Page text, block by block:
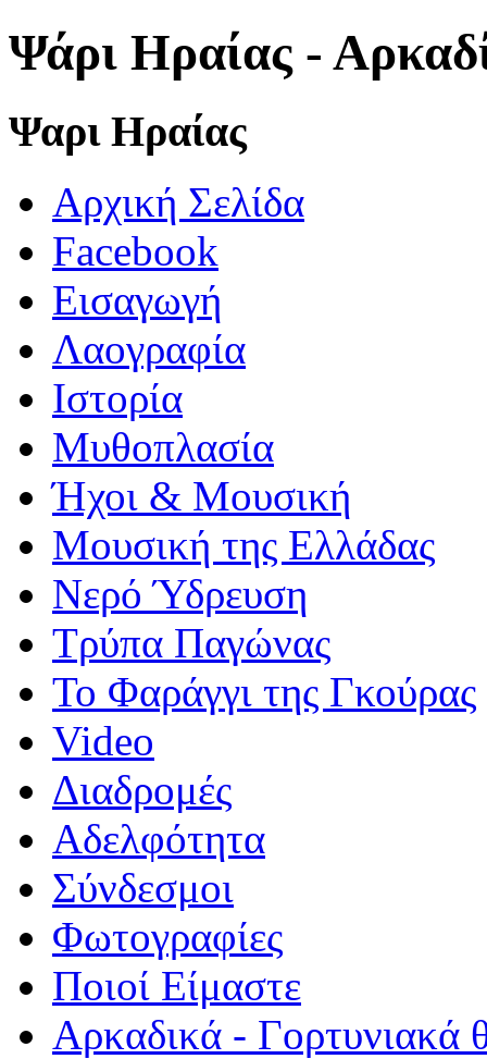
Ψάρι Ηραίας -
Ψαρι Ηραίας
Αρχική Σελίδα
Facebook
Εισαγωγή
Λαογραφία
Ιστορία
Μυθοπλασία
Ήχοι & Μουσική
Μουσική της Ελλάδας
Νερό Ύδρευση
Τρύπα Παγώνας
Το Φαράγγι της Γκούρας
Video
Διαδρομές
Αδελφότητα
Σύνδεσμοι
Φωτογραφίες
Ποιοί Είμαστε
Αρκαδικά - Γορτυνιακά